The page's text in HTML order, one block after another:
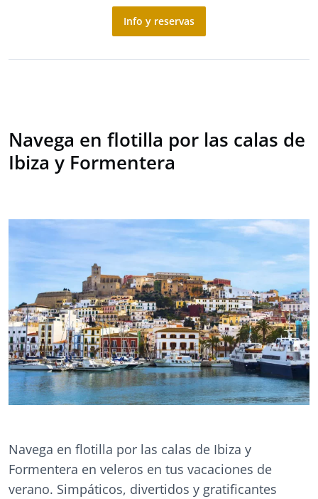
Info y reservas
Navega en flotilla por las calas de
Ibiza y Formentera
Navega en flotilla por las calas de Ibiza y
Formentera en veleros en tus vacaciones de
verano. Simpáticos, divertidos y gratificantes